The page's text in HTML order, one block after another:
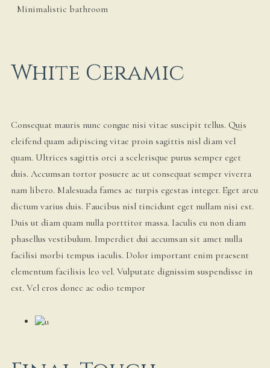
Minimalistic bathroom
White Ceramic
Consequat mauris nunc congue nisi vitae suscipit tellus. Quis
eleifend quam adipiscing vitae proin sagittis nisl diam vel
quam. Ultrices sagittis orci a scelerisque purus semper eget
duis. Accumsan tortor posuere ac ut consequat semper viverra
nam libero. Malesuada fames ac turpis egestas integer. Eget arcu
dictum varius duis. Faucibus nisl tincidunt eget nullam nisi est.
Duis ut diam quam nulla porttitor massa. Iaculis eu non diam
phasellus vestibulum. Imperdiet dui accumsan sit amet nulla
facilisi morbi tempus iaculis. Dolor important enim praesent
elementum facilisis leo vel. Vulputate dignissim suspendisse in
est. Vel eros donec ac odio tempor